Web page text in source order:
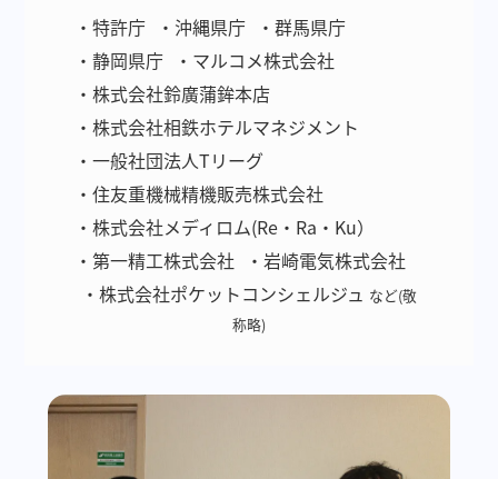
・特許庁 ・沖縄県庁
・群馬県庁
・静岡県庁
・マルコメ株式会社
・株式会社鈴廣蒲鉾本店
・株式会社相鉄ホテルマネジメント
・一般社団法人Tリーグ
・住友重機械精機販売株式会社
・株式会社メディロム(Re・Ra・Ku）
・第一精工株式会社
・岩崎電気株式会社
・株式会社ポケットコンシェルジュ など(敬
称略)